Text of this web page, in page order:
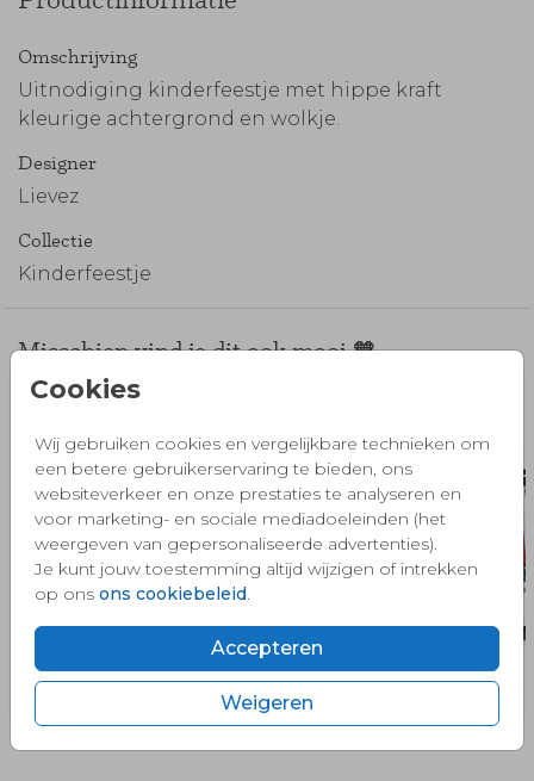
Cookies
Wij gebruiken cookies en vergelijkbare technieken om
een betere gebruikerservaring te bieden, ons
websiteverkeer en onze prestaties te analyseren en
voor marketing- en sociale mediadoeleinden (het
weergeven van gepersonaliseerde advertenties).
Je kunt jouw toestemming altijd wijzigen of intrekken
op ons ons cookiebeleid
Accepteren
Weigeren
Omschrijving
Uitnodiging kinderfeestje met hippe kraft
kleurige achtergrond en wolkje.
Designer
Lievez
Collectie
Kinderfeestje
Misschien vind je dit ook mooi 🧡